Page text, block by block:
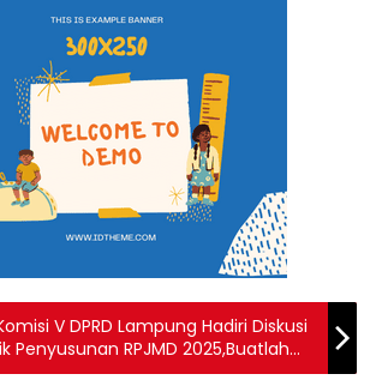
V DPRD Lampung Hadiri Diskusi
Penyusunan RPJMD 2025,Buatlah
samping menjadi lebih menarik